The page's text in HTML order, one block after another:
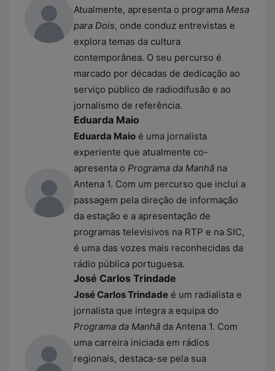
Atualmente, apresenta o programa Mesa
para Dois, onde conduz entrevistas e
explora temas da cultura
contemporânea. O seu percurso é
marcado por décadas de dedicação ao
serviço público de radiodifusão e ao
jornalismo de referência.
Eduarda Maio
Eduarda Maio é uma jornalista
experiente que atualmente co-
apresenta o Programa da Manhã na
Antena 1. Com um percurso que inclui a
passagem pela direção de informação
da estação e a apresentação de
programas televisivos na RTP e na SIC,
é uma das vozes mais reconhecidas da
rádio pública portuguesa.
José Carlos Trindade
José Carlos Trindade é um radialista e
jornalista que integra a equipa do
Programa da Manhã da Antena 1. Com
uma carreira iniciada em rádios
regionais, destaca-se pela sua